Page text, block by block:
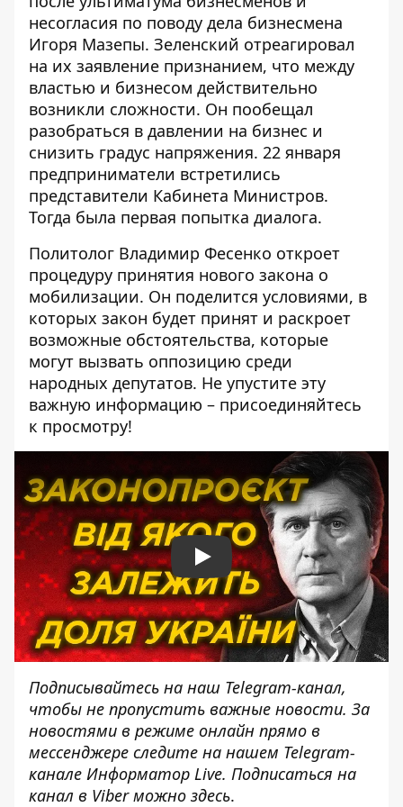
несогласия по поводу дела бизнесмена
Игоря Мазепы. Зеленский отреагировал
на их заявление признанием, что между
властью и бизнесом действительно
возникли сложности. Он пообещал
разобраться в давлении на бизнес и
снизить градус напряжения. 22 января
предприниматели встретились
представители Кабинета Министров.
Тогда была первая попытка диалога.
Политолог Владимир Фесенко откроет
процедуру принятия нового закона о
мобилизации. Он поделится условиями, в
которых закон будет принят и раскроет
возможные обстоятельства, которые
могут вызвать оппозицию среди
народных депутатов. Не упустите эту
важную информацию – присоединяйтесь
к просмотру!
Play
Подписывайтесь на наш Telegram-канал,
чтобы не пропустить важные новости. За
новостями в режиме онлайн прямо в
мессенджере следите на нашем Telegram-
канале Информатор Live. Подписаться на
канал в Viber можно здесь.